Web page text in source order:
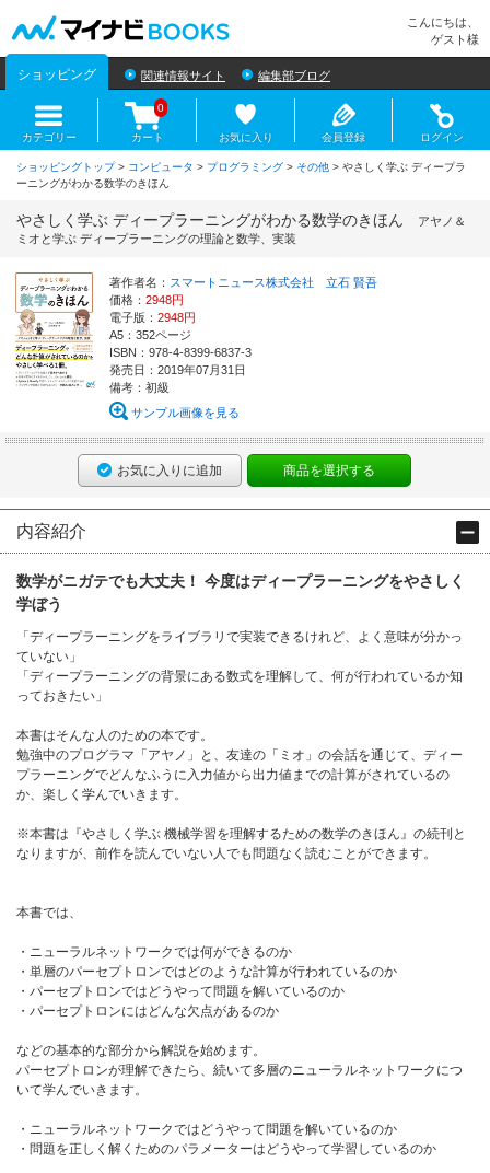
こんにちは、
ゲスト様
ショッピング 関連情報サイト 編集部ブログ
カテゴリー カート
0
お気に入り 会員登録 ログイン
ショッピングトップ> コンピュータ > プログラミング > その他 > やさしく学ぶ ディープラ
ーニングがわかる数学のきほん
やさしく学ぶ ディープラーニングがわかる数学のきほん
アヤノ＆
ミオと学ぶ ディープラーニングの理論と数学、実装
著作者名： スマートニュース株式会社 立石 賢吾
価格： 2948円
電子版： 2948円
A5：352ページ
ISBN：978-4-8399-6837-3
発売日：2019年07月31日
備考：初級
サンプル画像を見る
お気に入りに追加 商品を選択する
内容紹介
数学がニガテでも大丈夫！ 今度はディープラーニングをやさしく
学ぼう
「ディープラーニングをライブラリで実装できるけれど、よく意味が分かっ
ていない」
「ディープラーニングの背景にある数式を理解して、何が行われているか知
っておきたい」
本書はそんな人のための本です。
勉強中のプログラマ「アヤノ」と、友達の「ミオ」の会話を通じて、ディー
プラーニングでどんなふうに入力値から出力値までの計算がされているの
か、楽しく学んでいきます。
※本書は『やさしく学ぶ 機械学習を理解するための数学のきほん』の続刊と
なりますが、前作を読んでいない人でも問題なく読むことができます。
本書では、
・ニューラルネットワークでは何ができるのか
・単層のパーセプトロンではどのような計算が行われているのか
・パーセプトロンではどうやって問題を解いているのか
・パーセプトロンにはどんな欠点があるのか
などの基本的な部分から解説を始めます。
パーセプトロンが理解できたら、続いて多層のニューラルネットワークにつ
いて学んでいきます。
・ニューラルネットワークではどうやって問題を解いているのか
・問題を正しく解くためのパラメーターはどうやって学習しているのか